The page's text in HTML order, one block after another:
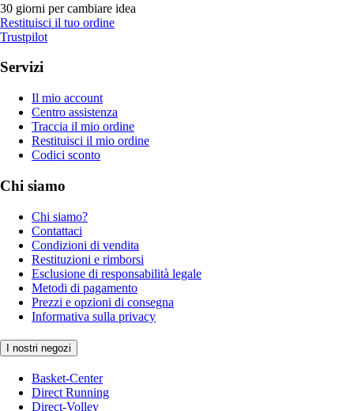
30 giorni per cambiare idea
Restituisci il tuo ordine
Trustpilot
Servizi
Il mio account
Centro assistenza
Traccia il mio ordine
Restituisci il mio ordine
Codici sconto
Chi siamo
Chi siamo?
Contattaci
Condizioni di vendita
Restituzioni e rimborsi
Esclusione di responsabilità legale
Metodi di pagamento
Prezzi e opzioni di consegna
Informativa sulla privacy
I nostri negozi
Basket-Center
Direct Running
Direct-Volley